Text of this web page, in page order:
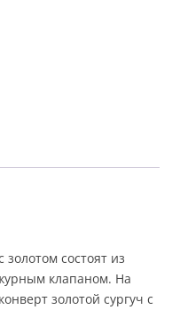
состоят из
клапаном. На
золотой сургуч с